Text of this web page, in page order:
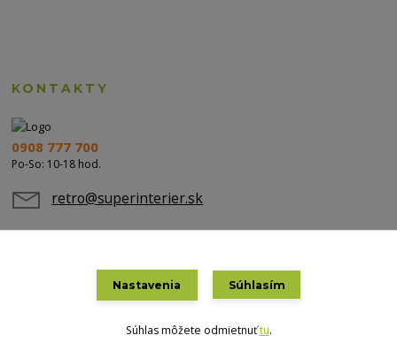
KONTAKTY
0908 777 700
Po-So: 10-18 hod.
retro@superinterier.sk
Vytvorené na Eshop-rychlo.sk
Nastavenia Súhlasím
Súhlas môžete odmietnuťtu.